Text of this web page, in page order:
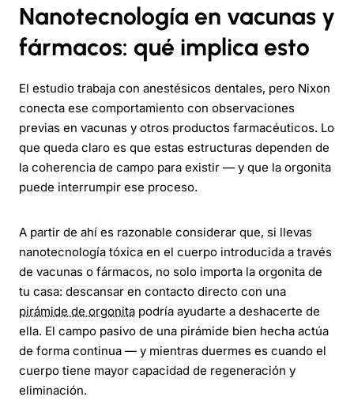
Nanotecnología en vacunas y
fármacos: qué implica esto
El estudio trabaja con anestésicos dentales, pero Nixon
conecta ese comportamiento con observaciones
previas en vacunas y otros productos farmacéuticos. Lo
que queda claro es que estas estructuras dependen de
la coherencia de campo para existir — y que la orgonita
puede interrumpir ese proceso.
A partir de ahí es razonable considerar que, si llevas
nanotecnología tóxica en el cuerpo introducida a través
de vacunas o fármacos, no solo importa la orgonita de
tu casa: descansar en contacto directo con una
pirámide de orgonita podría ayudarte a deshacerte de
ella. El campo pasivo de una pirámide bien hecha actúa
de forma continua — y mientras duermes es cuando el
cuerpo tiene mayor capacidad de regeneración y
eliminación.